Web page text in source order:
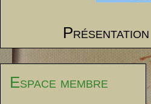
Présentation
Espace membre